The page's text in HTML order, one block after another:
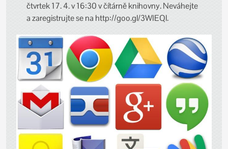
čtvrtek 17. 4. v 16:30 v čítárně knihovny. Neváhejte
a zaregistrujte se na http://goo.gl/3WIEQl.